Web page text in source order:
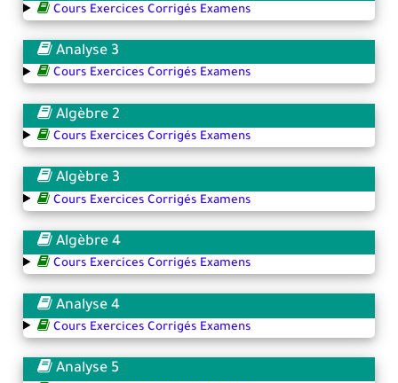
Cours Exercices Corrigés Examens
Analyse 3
Cours Exercices Corrigés Examens
Algèbre 2
Cours Exercices Corrigés Examens
Algèbre 3
Cours Exercices Corrigés Examens
Algèbre 4
Cours Exercices Corrigés Examens
Analyse 4
Cours Exercices Corrigés Examens
Analyse 5